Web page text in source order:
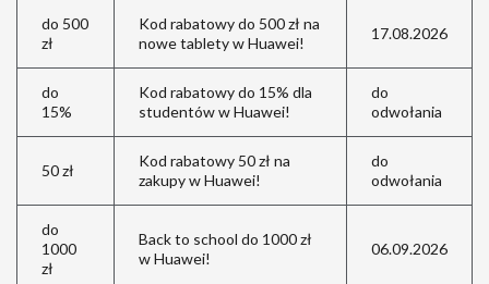
do 500
zł
Kod rabatowy do 500 zł na
nowe tablety w Huawei!
17.08.2026
do
15%
Kod rabatowy do 15% dla
studentów w Huawei!
do
odwołania
50 zł
Kod rabatowy 50 zł na
zakupy w Huawei!
do
odwołania
do
1000
zł
Back to school do 1000 zł
w Huawei!
06.09.2026